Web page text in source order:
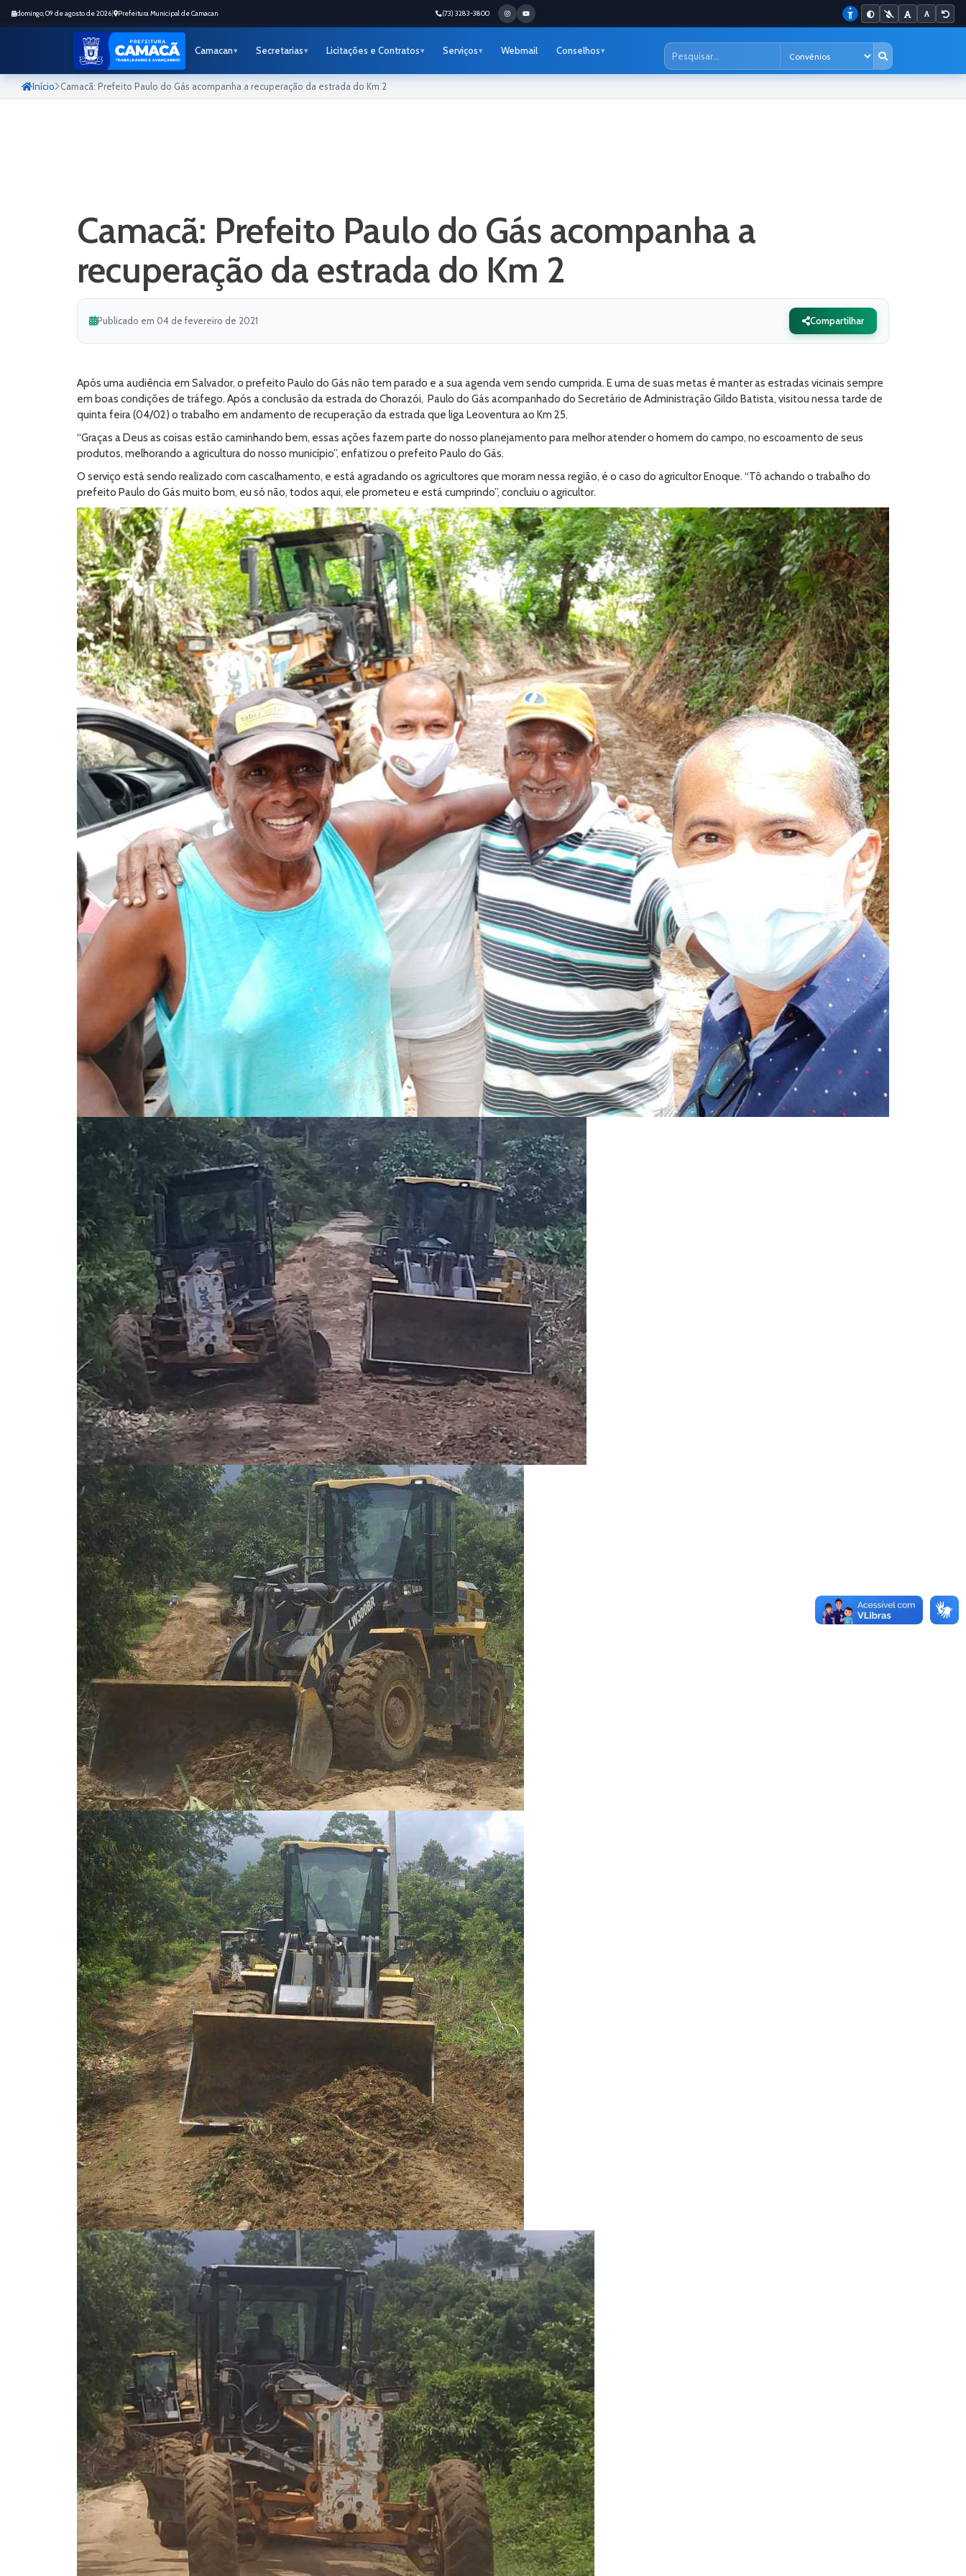
domingo, 09 de agosto de 2026 Prefeitura Municipal de Camacan (73) 3283-3800
Camacan Secretarias Licitações e Contratos Serviços Webmail Conselhos
Início Camacã: Prefeito Paulo do Gás acompanha a recuperação da estrada do Km 2
Camacã: Prefeito Paulo do Gás acompanha a
recuperação da estrada do Km 2
Publicado em 04 de fevereiro de 2021 Compartilhar
Após uma audiência em Salvador, o prefeito Paulo do Gás não tem parado e a sua agenda vem sendo cumprida. E uma de suas metas é manter as estradas vicinais sempre
em boas condições de tráfego. Após a conclusão da estrada do Chorazói, Paulo do Gás acompanhado do Secretário de Administração Gildo Batista, visitou nessa tarde de
quinta feira (04/02) o trabalho em andamento de recuperação da estrada que liga Leoventura ao Km 25.
“Graças a Deus as coisas estão caminhando bem, essas ações fazem parte do nosso planejamento para melhor atender o homem do campo, no escoamento de seus
produtos, melhorando a agricultura do nosso município”, enfatizou o prefeito Paulo do Gás.
O serviço está sendo realizado com cascalhamento, e está agradando os agricultores que moram nessa região, é o caso do agricultor Enoque. “Tô achando o trabalho do
prefeito Paulo do Gás muito bom, eu só não, todos aqui, ele prometeu e está cumprindo”, concluiu o agricultor.